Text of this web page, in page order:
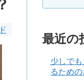
最近の
少しで
るための